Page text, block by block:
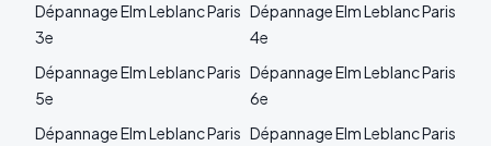
DépannageElm LeblancParis
3e
DépannageElm LeblancParis
4e
DépannageElm LeblancParis
5e
DépannageElm LeblancParis
6e
DépannageElm LeblancParis DépannageElm LeblancParis